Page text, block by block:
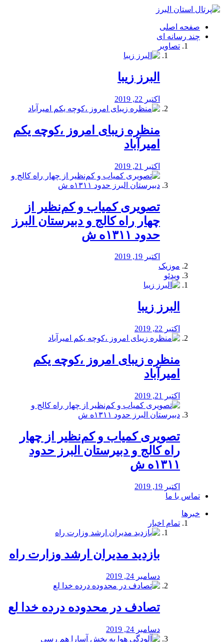
فصد
شرق
تهران
خشکشویی
صفحه اصلی
چند رسانه ای
تصاویر
البرز زیبا
اکتبر 22, 2019
منظره‌‌ زیبای امروز ،کوچه یکم
امیرآباد
اکتبر 21, 2019
️تصویری کمیاب و کم‌نظیر از
چهار راه كالج و دبيرستان البرز
حدود ۱۳۱۱ه ش
اکتبر 19, 2019
موزیک
ویدئو
البرز زیبا
اکتبر 22, 2019
منظره‌‌ زیبای امروز ،کوچه یکم
امیرآباد
اکتبر 21, 2019
️تصویری کمیاب و کم‌نظیر از چهار
راه كالج و دبيرستان البرز حدود
۱۳۱۱ه ش
اکتبر 19, 2019
تماس با ما
خبرها
تمام اخبار
بازدید مدیران ارشد وزارت راه
دسامبر 24, 2019
تصادف در محدوده درده خدا لع
دسامبر 24, 2019